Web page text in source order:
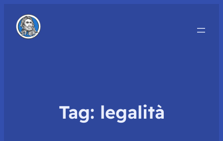
Tag: legalità